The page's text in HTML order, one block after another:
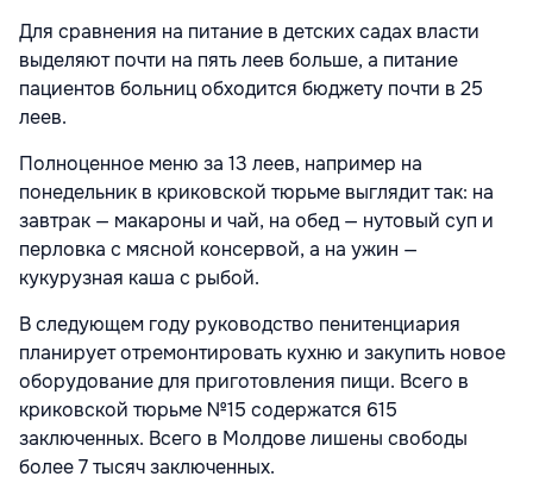
Для сравнения на питание в детских садах власти
выделяют почти на пять леев больше, а питание
пациентов больниц обходится бюджету почти в 25
леев.
Полноценное меню за 13 леев, например на
понедельник в криковской тюрьме выглядит так: на
завтрак — макароны и чай, на обед — нутовый суп и
перловка с мясной консервой, а на ужин —
кукурузная каша с рыбой.
В следующем году руководство пенитенциария
планирует отремонтировать кухню и закупить новое
оборудование для приготовления пищи. Всего в
криковской тюрьме №15 содержатся 615
заключенных. Всего в Молдове лишены свободы
более 7 тысяч заключенных.